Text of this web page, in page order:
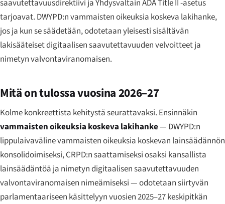
saavutettavuusdirektiivi ja Yhdysvaltain ADA Title II -asetus
tarjoavat. DWYPD:n vammaisten oikeuksia koskeva lakihanke,
jos ja kun se säädetään, odotetaan yleisesti sisältävän
lakisääteiset digitaalisen saavutettavuuden velvoitteet ja
nimetyn valvontaviranomaisen.
Mitä on tulossa vuosina 2026–27
Kolme konkreettista kehitystä seurattavaksi. Ensinnäkin
vammaisten oikeuksia koskeva lakihanke— DWYPD:n
lippulaivaväline vammaisten oikeuksia koskevan lainsäädännön
konsolidoimiseksi, CRPD:n saattamiseksi osaksi kansallista
lainsäädäntöä ja nimetyn digitaalisen saavutettavuuden
valvontaviranomaisen nimeämiseksi — odotetaan siirtyvän
parlamentaariseen käsittelyyn vuosien 2025–27 keskipitkän